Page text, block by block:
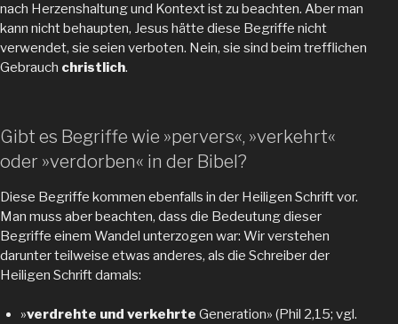
nach Herzenshaltung und Kontext ist zu beachten. Aber man
kann nicht behaupten, Jesus hätte diese Begriffe nicht
verwendet, sie seien verboten. Nein, sie sind beim trefflichen
Gebrauch christlich.
Gibt es Begriffe wie »pervers«, »verkehrt«
oder »verdorben« in der Bibel?
Diese Begriffe kommen ebenfalls in der Heiligen Schrift vor.
Man muss aber beachten, dass die Bedeutung dieser
Begriffe einem Wandel unterzogen war: Wir verstehen
darunter teilweise etwas anderes, als die Schreiber der
Heiligen Schrift damals:
»verdrehte und verkehrte Generation» (Phil 2,15; vgl.